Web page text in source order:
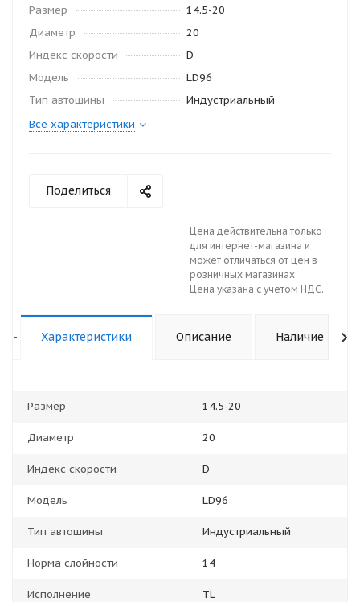
Размер
14.5-20
Диаметр
20
Индекс скорости
D
Модель
LD96
Тип автошины
Индустриальный
Все характеристики
Поделиться
Цена действительна только
для интернет-магазина и
может отличаться от цен в
розничных магазинах
Цена указана с учетом НДС.
- Характеристики Описание Наличие
Размер 14.5-20
Диаметр 20
Индекс скорости D
Модель LD96
Тип автошины Индустриальный
Норма слойности 14
Исполнение TL